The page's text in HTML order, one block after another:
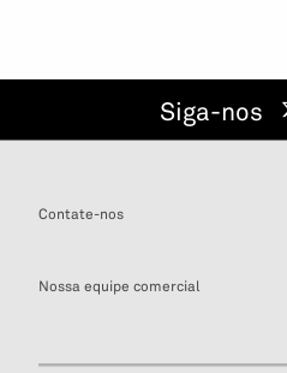
Siga-nos
Contate-nos
Nossa equipe comercial